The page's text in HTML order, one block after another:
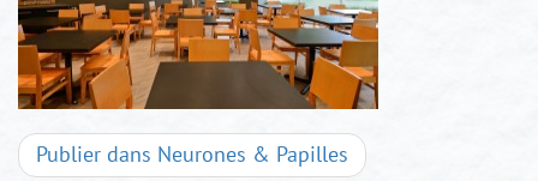
Navigation
Publier dans Neurones & Papilles